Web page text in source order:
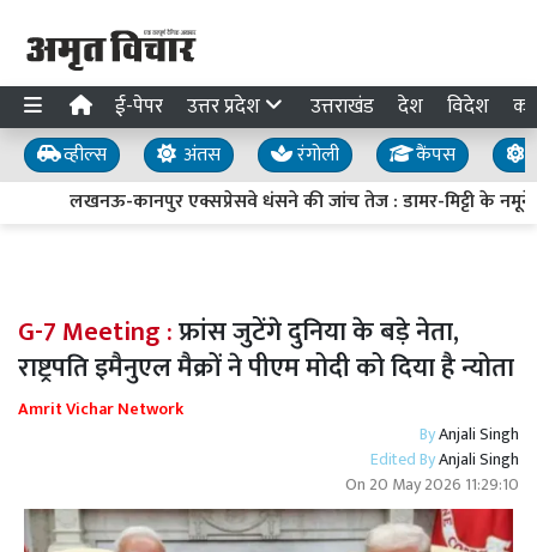
ई-पेपर उत्तर प्रदेश उत्तराखंड देश विदेश
व्हील्स अंतस रंगोली कैंपस
लखनऊ-कानपुर एक्सप्रेसवे धंसने की जांच तेज : डामर-मिट्टी के नमूने
G-7 Meeting :फ्रांस जुटेंगे दुनिया के बड़े नेता,
राष्ट्रपति इमैनुएल मैक्रों ने पीएम मोदी को दिया है न्योता
Amrit Vichar Network
ByAnjali Singh
Edited ByAnjali Singh
On 20 May 2026 11:29:10